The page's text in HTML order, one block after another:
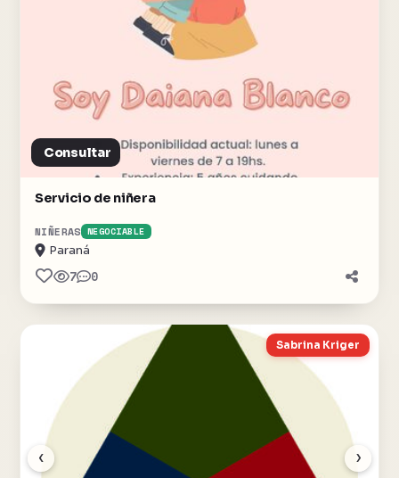
Consultar
Servicio de niñera
NIÑERAS NEGOCIABLE
Paraná
7 0
‹ ›
Sabrina Kriger